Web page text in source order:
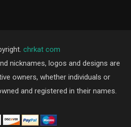
chrkat com
nicknames, logos and designs are
owners, whether individuals or
and registered in their names.